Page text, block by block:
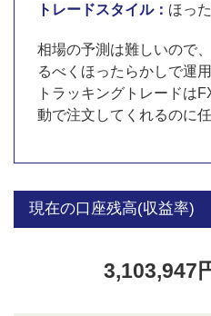
トレードスタイル： ほっ
相場の予測は難しいので
るべくほったらかしで運
トラッキングトレードは
動で注文してくれるのに任
現在の口座残高(収益率)
3,103,947